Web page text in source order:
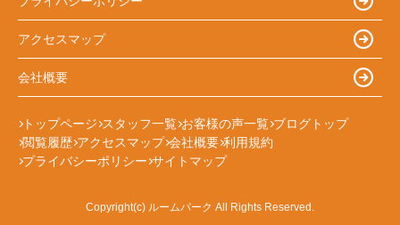
アクセスマップ
会社概要
トップページ スタッフ一覧 お客様の声一覧 ブログトップ
閲覧履歴 アクセスマップ 会社概要 利用規約
プライバシーポリシー サイトマップ
Copyright(c) ルームパーク All Rights Reserved.